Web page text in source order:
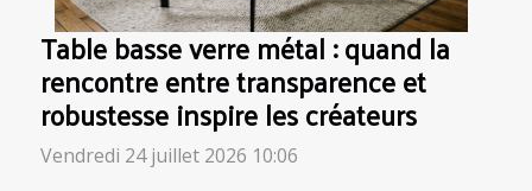
Table basse verre métal : quand la
rencontre entre transparence et
robustesse inspire les créateurs
Vendredi 24 juillet 2026 10:06